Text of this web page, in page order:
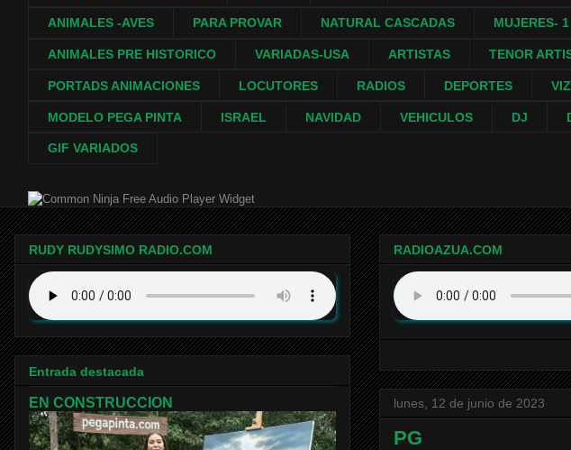
ANIMALES -AVES PARA PROVAR NATURAL CASCADAS MUJERES- 1
ANIMALES PRE HISTORICO VARIADAS-USA ARTISTAS TENOR
PORTADS ANIMACIONES LOCUTORES RADIOS DEPORTES
MODELO PEGA PINTA ISRAEL NAVIDAD VEHICULOS DJ
GIF VARIADOS
Free Audio Player Widget
RADIOAZUA.COM
lunes, 12 de junio de 2023
PG
RUDY RUDYSIMO RADIO.COM
Entrada destacada
EN CONSTRUCCION